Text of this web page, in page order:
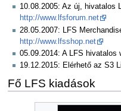
10.08.2005: Az új, hivatalos
http://www.lfsforum.net
28.05.2007: LFS
http://www.lfsshop.net
05.09.2014: A LFS hivatalos
19.12.2015: Elérhető az S3
Fő LFS kiadások